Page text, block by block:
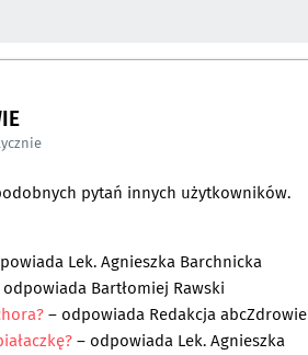
pytań innych użytkowników.
Lek. Agnieszka Barchnicka
odpowiada Bartłomiej Rawski
– odpowiada Redakcja abcZdrowie
– odpowiada Lek. Agnieszka